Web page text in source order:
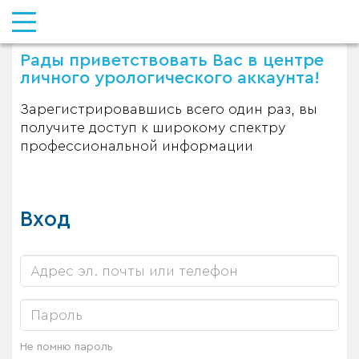
Рады приветствовать Вас в центре
личного урологического аккаунта!
Зарегистрировавшись всего один раз, вы
получите доступ к широкому спектру
профессиональной информации
Вход
Не помню пароль